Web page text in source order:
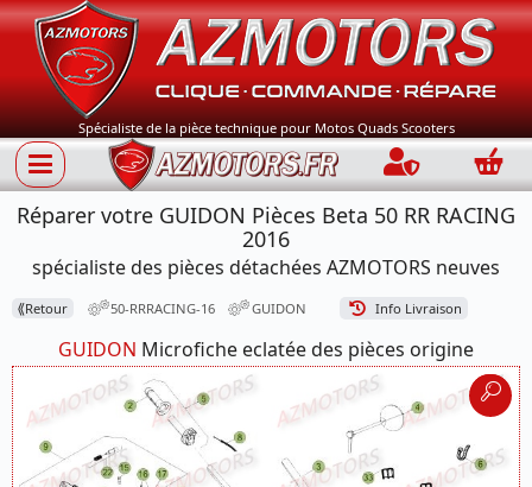
Spécialiste de la pièce technique pour Motos Quads Scooters
Connection
Réparer votre GUIDON Pièces Beta 50 RR RACING
2016
spécialiste des pièces détachées AZMOTORS neuves
⟪Retour 50-RRRACING-16 GUIDON Info Livraison
GUIDON Microfiche eclatée des pièces origine